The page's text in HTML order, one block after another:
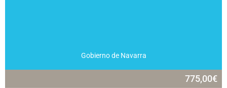
Gobierno de Navarra
775,00€